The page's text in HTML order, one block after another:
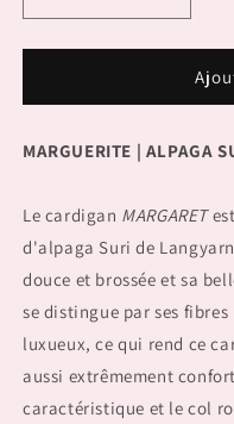
la
quantité
Cardigan
la
MARGUERITE | ALPAGA
Le cardigan MARGARET
d'alpaga Suri de
douce et brossée et sa
se distingue par ses
luxueux, ce qui rend ce
aussi extrêmement
caractéristique et le col